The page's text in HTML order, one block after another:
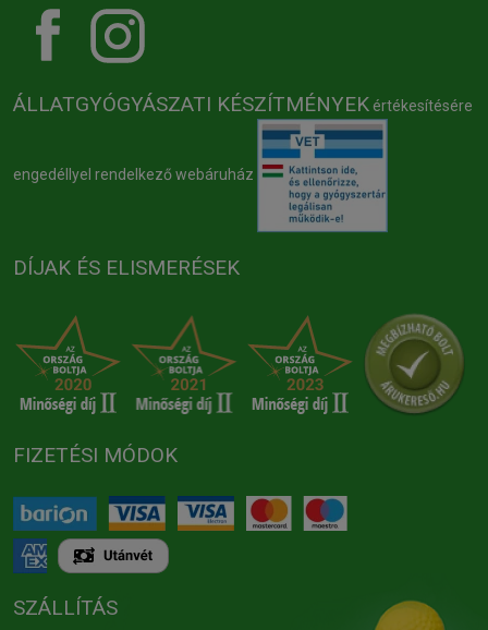
ÁLLATGYÓGYÁSZATI KÉSZÍTMÉNYEK értékesítésére
engedéllyel rendelkező webáruház
DÍJAK ÉS ELISMERÉSEK
FIZETÉSI MÓDOK
SZÁLLÍTÁS